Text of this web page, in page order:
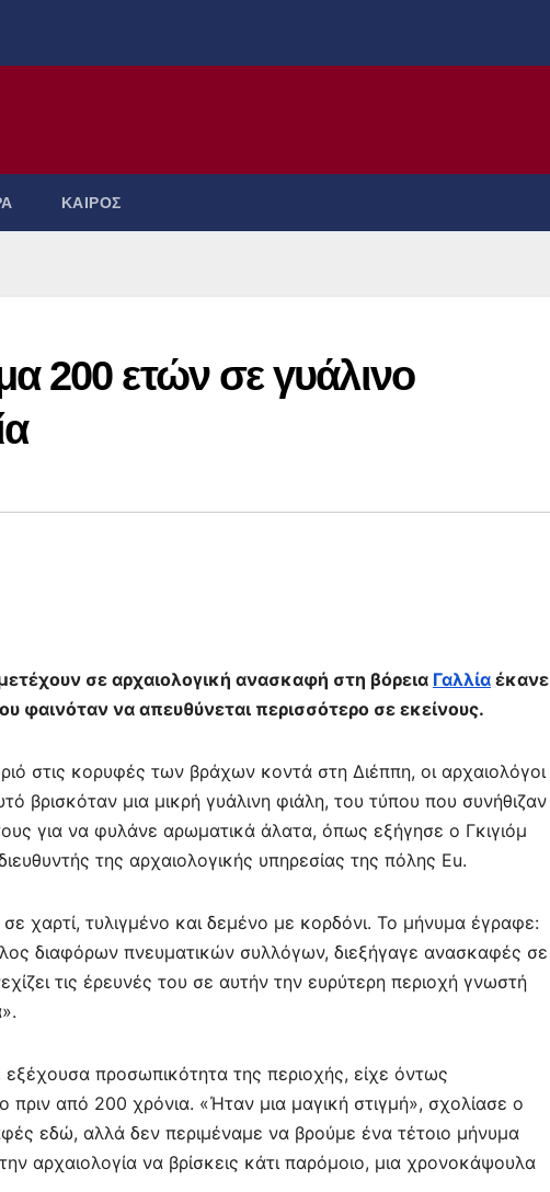
ΚΑΙΡΟΣ
200 ετών σε γυάλινο
σε αρχαιολογική ανασκαφή στη βόρεια Γαλλία έκανε
να απευθύνεται περισσότερο σε εκείνους.
στις κορυφές των βράχων κοντά στη Διέππη, οι αρχαιολόγοι
βρισκόταν μια μικρή γυάλινη φιάλη, του τύπου που συνήθιζαν
για να φυλάνε αρωματικά άλατα, όπως εξήγησε ο Γκιγιόμ
της αρχαιολογικής υπηρεσίας της πόλης Eu.
χαρτί, τυλιγμένο και δεμένο με κορδόνι. Το μήνυμα έγραφε:
διαφόρων πνευματικών συλλόγων, διεξήγαγε ανασκαφές σε
τις έρευνές του σε αυτήν την ευρύτερη περιοχή γνωστή
εξέχουσα προσωπικότητα της περιοχής, είχε όντως
πριν από 200 χρόνια. «Ήταν μια μαγική στιγμή», σχολίασε ο
εδώ, αλλά δεν περιμέναμε να βρούμε ένα τέτοιο μήνυμα
αρχαιολογία να βρίσκεις κάτι παρόμοιο, μια χρονοκάψουλα